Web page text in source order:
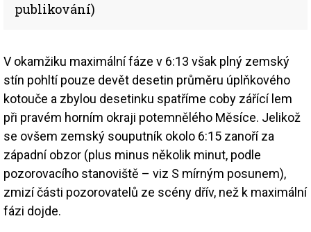
publikování)
V okamžiku maximální fáze v 6:13 však plný zemský
stín pohltí pouze devět desetin průměru úplňkového
kotouče a zbylou desetinku spatříme coby zářící lem
při pravém horním okraji potemnělého Měsíce. Jelikož
se ovšem zemský souputník okolo 6:15 zanoří za
západní obzor (plus minus několik minut, podle
pozorovacího stanoviště – viz S mírným posunem),
zmizí části pozorovatelů ze scény dřív, než k maximální
fázi dojde.